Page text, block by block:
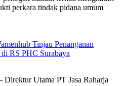
perkara tindak pidana umum
Tinjau Penanganan
RS PHC Surabaya
Direktur Utama PT Jasa Raharja